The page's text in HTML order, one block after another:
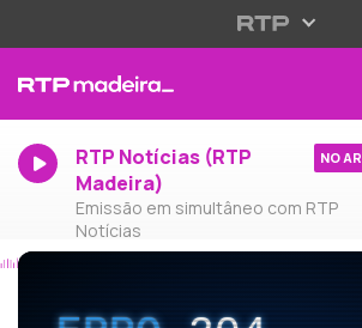
RTP Notícias (RTP
Madeira)
Emissão em simultâneo com RTP
Notícias
NO AR